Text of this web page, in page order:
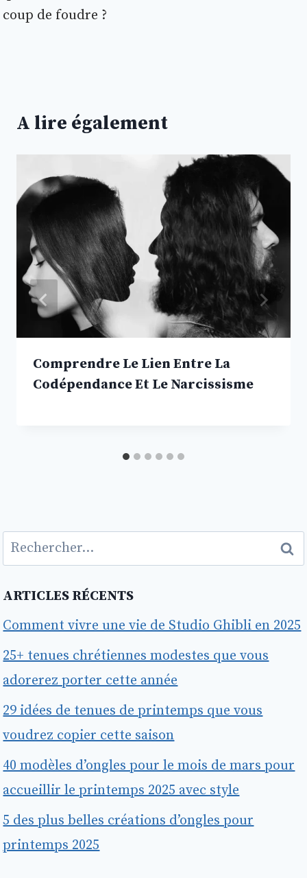
coup de foudre ?
A lire également
Comprendre Le Lien Entre La
Codépendance Et Le Narcissisme
Rechercher :
ARTICLES RÉCENTS
Comment vivre une vie de Studio Ghibli en 2025
25+ tenues chrétiennes modestes que vous
adorerez porter cette année
29 idées de tenues de printemps que vous
voudrez copier cette saison
40 modèles d’ongles pour le mois de mars pour
accueillir le printemps 2025 avec style
5 des plus belles créations d’ongles pour
printemps 2025